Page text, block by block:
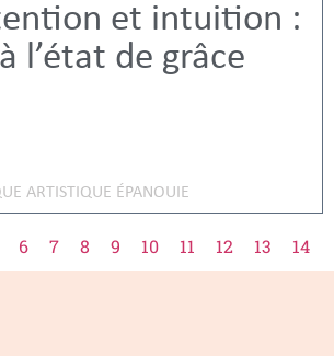
et intuition :
l’état de grâce
ARTISTIQUE ÉPANOUIE
6 7 8 9 10 11 12 13 14